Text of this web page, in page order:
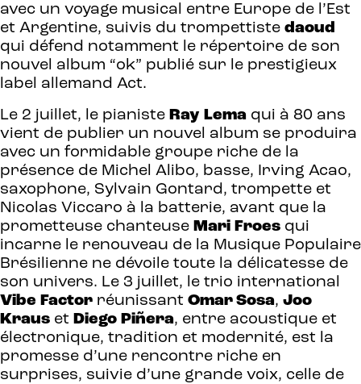
avec un voyage musical entre Europe de l’Est
et Argentine, suivis du trompettiste daoud
qui défend notamment le répertoire de son
nouvel album “ok” publié sur le prestigieux
label allemand Act.
Le 2 juillet, le pianiste Ray Lema qui à 80 ans
vient de publier un nouvel album se produira
avec un formidable groupe riche de la
présence de Michel Alibo, basse, Irving Acao,
saxophone, Sylvain Gontard, trompette et
Nicolas Viccaro à la batterie, avant que la
prometteuse chanteuse Mari Froes qui
incarne le renouveau de la Musique Populaire
Brésilienne ne dévoile toute la délicatesse de
son univers. Le 3 juillet, le trio international
Vibe Factor réunissant Omar Sosa, Joo
Kraus et Diego Piñera, entre acoustique et
électronique, tradition et modernité, est la
promesse d’une rencontre riche en
surprises, suivie d’une grande voix, celle de